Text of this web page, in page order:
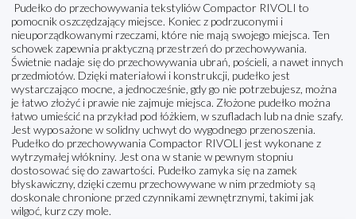
Pudełko do przechowywania tekstyliów Compactor RIVOLI to
pomocnik oszczędzający miejsce. Koniec z podrzuconymi i
nieuporządkowanymi rzeczami, które nie mają swojego miejsca. Ten
schowek zapewnia praktyczną przestrzeń do przechowywania.
Świetnie nadaje się do przechowywania ubrań, pościeli, a nawet innych
przedmiotów. Dzięki materiałowi i konstrukcji, pudełko jest
wystarczająco mocne, a jednocześnie, gdy go nie potrzebujesz, można
je łatwo złożyć i prawie nie zajmuje miejsca. Złożone pudełko można
łatwo umieścić na przykład pod łóżkiem, w szufladach lub na dnie szafy.
Jest wyposażone w solidny uchwyt do wygodnego przenoszenia.
Pudełko do przechowywania Compactor RIVOLI jest wykonane z
wytrzymałej włókniny. Jest ona w stanie w pewnym stopniu
dostosować się do zawartości. Pudełko zamyka się na zamek
błyskawiczny, dzięki czemu przechowywane w nim przedmioty są
doskonale chronione przed czynnikami zewnętrznymi, takimi jak
wilgoć, kurz czy mole.